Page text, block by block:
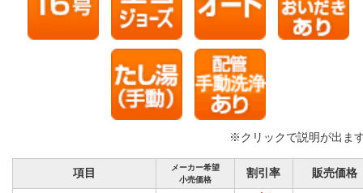
※クリックで説明が出ま
項目
メーカー希望
小売価格
割引率 販売価格